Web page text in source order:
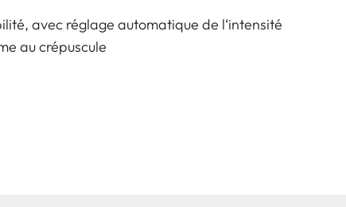
avec réglage automatique de l‘intensité
au crépuscule